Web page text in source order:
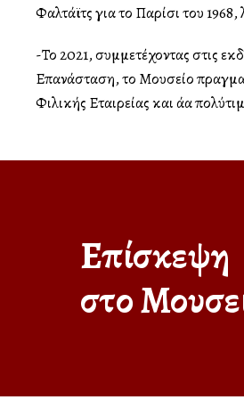
Φαλτάϊτς για το Παρίσι του
-Το 2021, συμμετέχοντας στις
Επανάσταση, το Μουσείο
Φιλικής Εταιρείας και άλλα
Επίσκεψη
στο